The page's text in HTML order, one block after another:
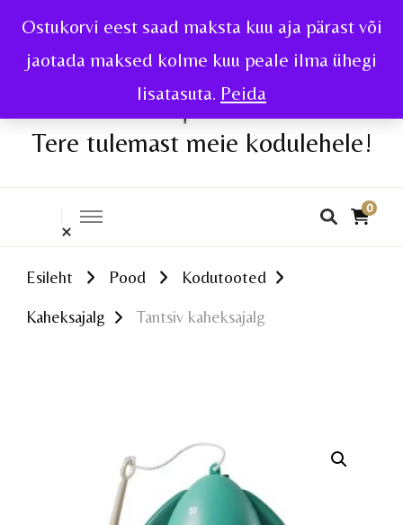
Ostukorvi eest saad maksta kuu aja pärast või
jaotada maksed kolme kuu peale ilma ühegi
lisatasuta. Peida
Tere tulemast meie kodulehele!
0
Esileht Pood Kodutooted
Kaheksajalg Tantsiv kaheksajalg